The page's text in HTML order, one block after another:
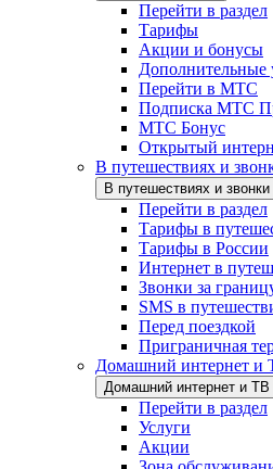
Перейти в раздел
Тарифы
Акции и бонусы
Дополнительные
Перейти в МТС
Подписка МТС
МТС Бонус
Открытый
В путешествиях и
В путешествиях и звонки
Перейти в раздел
Тарифы в
Тарифы в России
Интернет в
Звонки за
SMS в
Перед поездкой
Приграничная
Домашний интернет и
Домашний интернет и ТВ
Перейти в раздел
Услуги
Акции